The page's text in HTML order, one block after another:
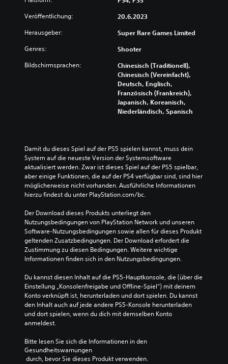
Veröffentlichung: 20.6.2023
Herausgeber: Super Rare Games Limited
Genres: Shooter
Bildschirmsprachen:
Chinesisch (Traditionell),
Chinesisch (Vereinfacht),
Deutsch, Englisch,
Französisch (Frankreich),
Japanisch, Koreanisch,
Niederländisch, Spanisch
Damit du dieses Spiel auf der PS5 spielen kannst, muss dein
System auf die neueste Version der Systemsoftware
aktualisiert werden. Zwar ist dieses Spiel auf der PS5 spielbar,
aber einige Funktionen, die auf der PS4 verfügbar sind, sind hier
möglicherweise nicht vorhanden. Ausführliche Informationen
hierzu findest du unter PlayStation.com/bc.
Der Download dieses Produkts unterliegt den
Nutzungsbedingungen von PlayStation Network und unseren
Software-Nutzungsbedingungen sowie allen für dieses Produkt
geltenden Zusatzbedingungen. Der Download erfordert die
Zustimmung zu diesen Bedingungen. Weitere wichtige
Informationen finden sich in den Nutzungsbedingungen.
Du kannst diesen Inhalt auf die PS5-Hauptkonsole, die (über die
Einstellung „Konsolenfreigabe und Offline-Spiel“) mit deinem
Konto verknüpft ist, herunterladen und dort spielen. Du kannst
den Inhalt auch auf jede andere PS5-Konsole herunterladen
und dort spielen, wenn du dich mit demselben Konto
anmeldest.
Bitte lesen Sie sich die Informationen in den
Gesundheitswarnungen
durch, bevor Sie dieses Produkt verwenden.